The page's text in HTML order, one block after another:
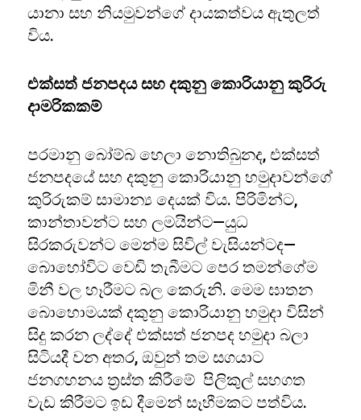
යානා සහ නියමුවන්ගේ දායකත්වය ඇතුලත්
විය.
එක්සත් ජනපදය සහ දකුනු කොරියානු කුරිරු
දාමරිකකම්
පරමානු බෝම්බ හෙලා නොතිබුනද, එක්සත්
ජනපදයේ සහ දකුනු කොරියානු හමුදාවන්ගේ
කුරිරුකම් සාමාන්‍ය දෙයක් විය. පිරිමින්ට,
කාන්තාවන්ට සහ ලමයින්ට—යුධ
සිරකරුවන්ට මෙන්ම සිවිල් වැසියන්ටද—
බොහෝවිට වෙඩි තැබීමට පෙර තමන්ගේම
මිනී වල හෑරීමට බල කෙරුනි. මෙම ඝාතන
බොහොමයක් දකුනු කොරියානු හමුදා විසින්
සිදු කරන ලද්දේ එක්සත් ජනපද හමුදා බලා
සිටියදී වන අතර, ඔවුන් තම සගයාට
ජනගහනය ත්‍රස්ත කිරීමේ පිලිකුල් සහගත
වැඩ කිරීමට ඉඩ දීමෙන් සෑහීමකට පත්විය.